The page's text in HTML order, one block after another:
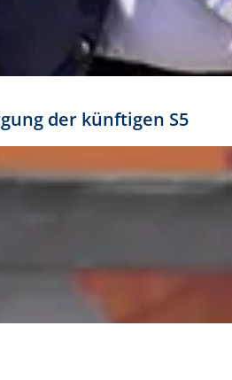
sich für gängige Formate
der künftigen S5